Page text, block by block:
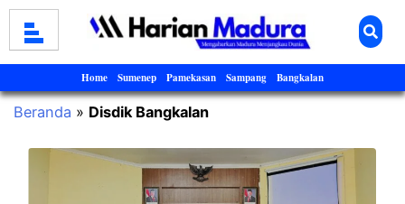
Home Sumenep Pamekasan Sampang Bangkalan
Beranda » Disdik Bangkalan